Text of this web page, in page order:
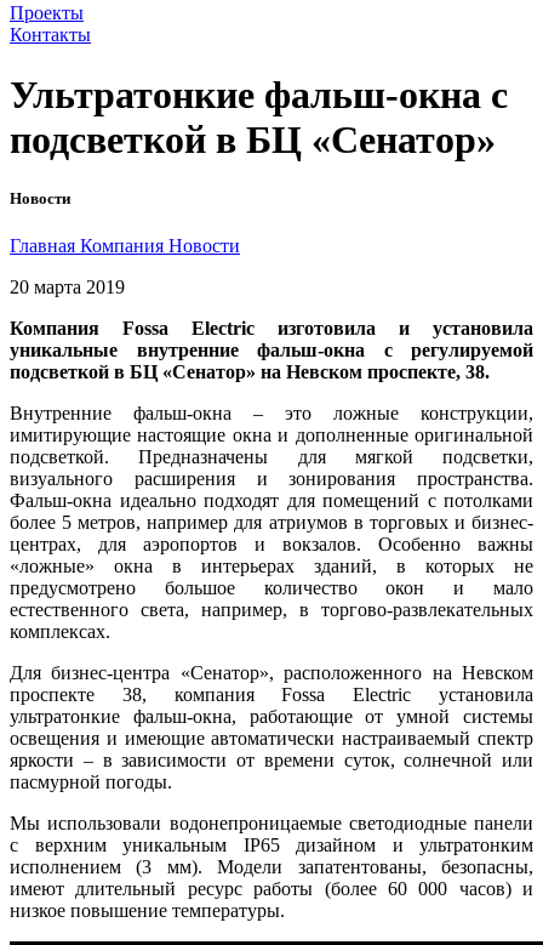
Проекты
Контакты
Ультратонкие фальш-окна с
подсветкой в БЦ «Сенатор»
Новости
Главная Компания Новости
20 марта 2019
Компания Fossa Electric изготовила и установила
уникальные внутренние фальш-окна с регулируемой
подсветкой в БЦ «Сенатор» на Невском проспекте, 38.
Внутренние фальш-окна – это ложные конструкции,
имитирующие настоящие окна и дополненные оригинальной
подсветкой. Предназначены для мягкой подсветки,
визуального расширения и зонирования пространства.
Фальш-окна идеально подходят для помещений с потолками
более 5 метров, например для атриумов в торговых и бизнес-
центрах, для аэропортов и вокзалов. Особенно важны
«ложные» окна в интерьерах зданий, в которых не
предусмотрено большое количество окон и мало
естественного света, например, в торгово-развлекательных
комплексах.
Для бизнес-центра «Сенатор», расположенного на Невском
проспекте 38, компания Fossa Electric установила
ультратонкие фальш-окна, работающие от умной системы
освещения и имеющие автоматически настраиваемый спектр
яркости – в зависимости от времени суток, солнечной или
пасмурной погоды.
Мы использовали водонепроницаемые светодиодные панели
с верхним уникальным IP65 дизайном и ультратонким
исполнением (3 мм). Модели запатентованы, безопасны,
имеют длительный ресурс работы (более 60 000 часов) и
низкое повышение температуры.